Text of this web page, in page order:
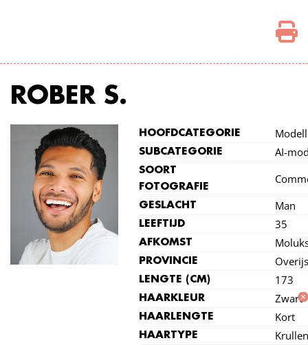
ROBER S.
HOOFDCATEGORIE
SUBCATEGORIE AI-
SOORT
FOTOGRAFIE
GESLACHT Man
LEEFTIJD 35
AFKOMST
PROVINCIE
LENGTE (CM) 173
HAARKLEUR Zwart
HAARLENGTE Kort
HAARTYPE